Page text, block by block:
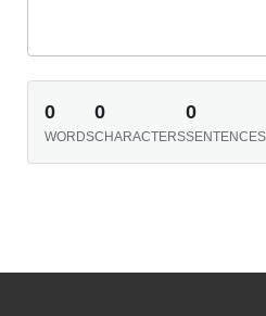
0
WORDS
0
CHARACTERS
0
SENTENCES